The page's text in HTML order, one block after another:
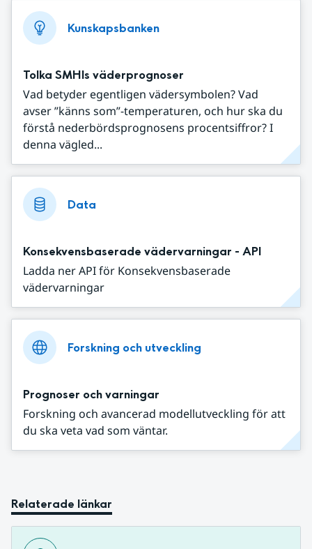
Kunskapsbanken
Tolka SMHIs väderprognoser
Vad betyder egentligen vädersymbolen? Vad
avser ”känns som”-temperaturen, och hur ska du
förstå nederbördsprognosens procentsiffror? I
denna vägled...
Data
Konsekvensbaserade vädervarningar - API
Ladda ner API för Konsekvensbaserade
vädervarningar
Forskning och utveckling
Prognoser och varningar
Forskning och avancerad modellutveckling för att
du ska veta vad som väntar.
Relaterade länkar